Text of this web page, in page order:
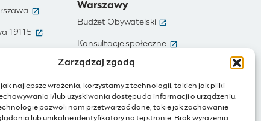
Zarządzaj zgodą
najlepsze wrażenia, korzystamy z technologii, takich jak pliki
i/lub uzyskiwania dostępu do informacji o urządzeniu.
pozwoli nam przetwarzać dane, takie jak zachowanie
lub unikalne identyfikatory na tej stronie. Brak wyrażenia
(otwiera się w nowym oknie)
19115 (otwiera się w nowym oknie)
publiczne (otwiera się w nowym oknie)
rzeczy (otwiera się w nowym oknie)
Warszawy
Budżet Obywatelski
Konsultacje społeczne (otwiera się w
Ochotnicy Warszawscy (otwiera się w